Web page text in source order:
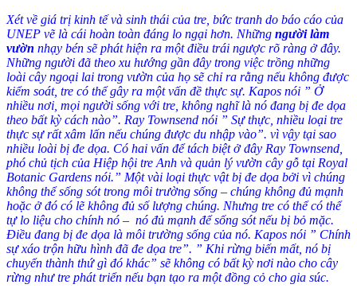
Xét về giá trị kinh tế và sinh thái của tre, bức tranh do báo cáo của
UNEP vẽ là cái hoàn toàn đáng lo ngại hơn. Những người làm
vườn nhạy bén sẽ phát hiện ra một điều trái ngược rõ ràng ở đây.
Những người đã theo xu hướng gần đây trong việc trồng những
loài cây ngoại lai trong vườn của họ sẽ chỉ ra rằng nếu không được
kiểm soát, tre có thể gây ra một vấn đề thực sự. Kapos nói ” Ở
nhiều nơi, mọi người sống với tre, không nghĩ là nó đang bị đe dọa
theo bất kỳ cách nào”. Ray Townsend nói ” Sự thực, nhiều loại tre
thực sự rất xâm lấn nếu chúng được du nhập vào”. vì vậy tại sao
nhiều loài bị đe dọa. Có hai vấn để tách biệt ở đây Ray Townsend,
phó chủ tịch của Hiệp hội tre Anh và quản lý vườn cây gỗ tại Royal
Botanic Gardens nói.” Một vài loại thực vật bị đe dọa bởi vì chúng
không thể sống sót trong môi trường sống – chúng không đủ mạnh
hoặc ở đó có lẽ không đủ số lượng chúng. Nhưng tre có thể có thể
tự lo liệu cho chính nó – nó đủ mạnh để sống sót nếu bị bỏ mặc.
Điều đang bị đe dọa là môi trường sống của nó. Kapos nói ” Chính
sự xáo trộn hữu hình đã đe dọa tre”. ” Khi rừng biến mất, nó bị
chuyển thành thứ gì đó khác” sẽ không có bất kỳ nơi nào cho cây
rừng như tre phát triển nếu bạn tạo ra một đồng cỏ cho gia súc.